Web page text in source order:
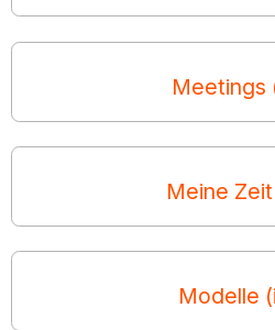
Meetings
Meine Zeit
Modelle